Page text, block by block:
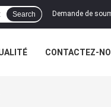
Demande de
Search
CONTACTEZ-